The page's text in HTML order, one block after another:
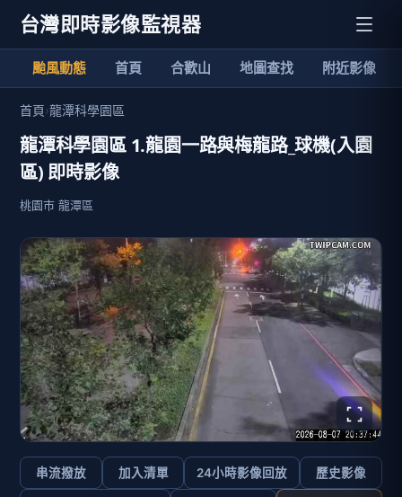
台灣即時影像監視器
颱風動態 首頁 合歡山 地圖查找 附近影像
首頁›龍潭科學園區
龍潭科學園區 1.龍園一路與梅龍路_球機(入園
區) 即時影像
桃園市 龍潭區
串流撥放 加入清單 24小時影像回放 歷史影像